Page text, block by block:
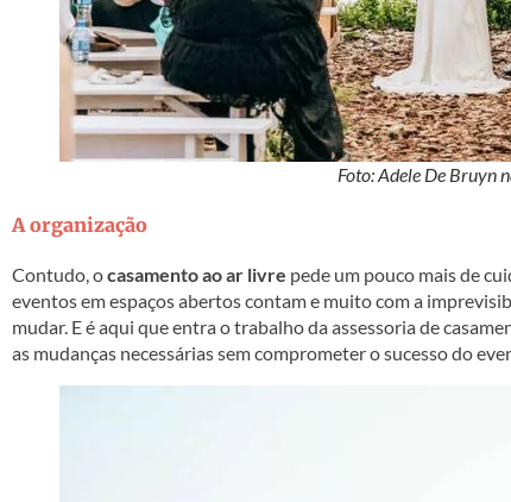
Foto: Adele De Bruyn
A organização
Contudo, ocasamento ao ar livre pede um pouco mais de
eventos em espaços abertos contam e muito com a
mudar. E é aqui que entra o trabalho da assessoria de
as mudanças necessárias sem comprometer o sucesso do